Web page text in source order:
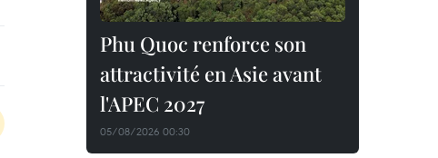
Phu Quoc renforce son
attractivité en Asie avant
l'APEC 2027
05/08/2026 00:30